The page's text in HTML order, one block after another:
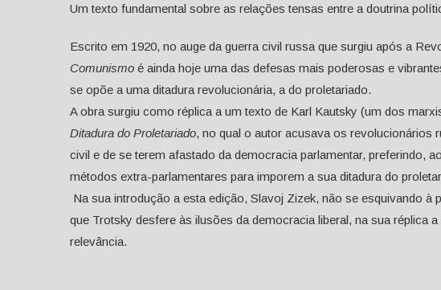
Um texto fundamental sobre as relações tensas entre a doutrina
Escrito em 1920, no auge da guerra civil russa que surgiu após a
Comunismo é ainda hoje uma das defesas mais poderosas e
se opõe a uma ditadura revolucionária, a do proletariado.
A obra surgiu como réplica a um texto de Karl Kautsky (um dos
Ditadura do Proletariado, no qual o autor acusava os revolucionários
civil e de se terem afastado da democracia parlamentar, preferindo,
métodos extra-parlamentares para imporem a sua ditadura do
Na sua introdução a esta edição, Slavoj Zizek, não se esquivando à
que Trotsky desfere às ilusões da democracia liberal, na sua réplica
relevância.